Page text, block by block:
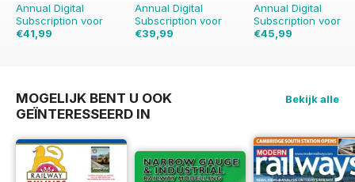
Annual Digital
Subscription voor
€41,99
Annual Digital
Subscription voor
€39,99
Annual Digital
Subscription voor
€45,99
MOGELIJK BENT U OOK
GEÏNTERESSEERD IN
Bekijk alle